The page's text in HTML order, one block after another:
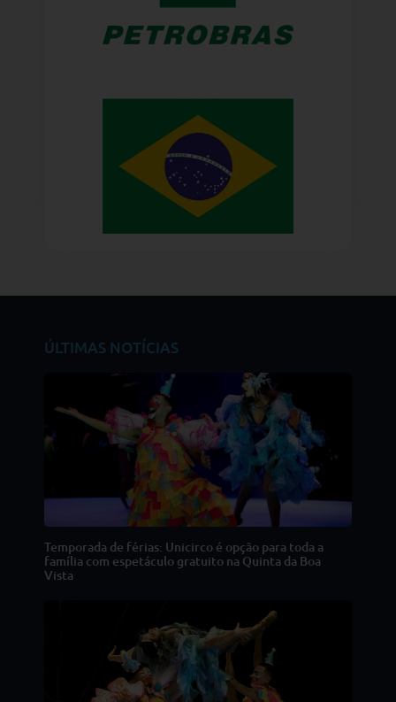
ÚLTIMAS NOTÍCIAS
Temporada de férias: Unicirco é opção para toda a
família com espetáculo gratuito na Quinta da Boa
Vista